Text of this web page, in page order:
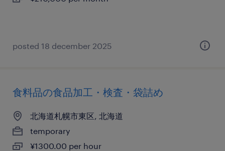
posted 18 december 2025
食料品の食品加工・検査・袋詰め
北海道札幌市東区, 北海道
temporary
¥1300.00 per hour